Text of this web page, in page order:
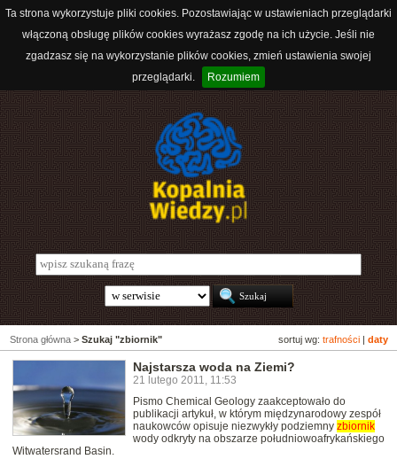
Ta strona wykorzystuje pliki cookies. Pozostawiając w ustawieniach przeglądarki
włączoną obsługę plików cookies wyrażasz zgodę na ich użycie. Jeśli nie
zgadzasz się na wykorzystanie plików cookies, zmień ustawienia swojej
przeglądarki.
Rozumiem
sortuj wg: trafności daty
Strona główna > Szukaj "zbiornik"
Najstarsza woda na Ziemi?
21 lutego 2011, 11:53
Pismo Chemical Geology zaakceptowało do
publikacji artykuł, w którym międzynarodowy zespół
naukowców opisuje niezwykły podziemny zbiornik
wody odkryty na obszarze południowoafrykańskiego
Witwatersrand Basin.